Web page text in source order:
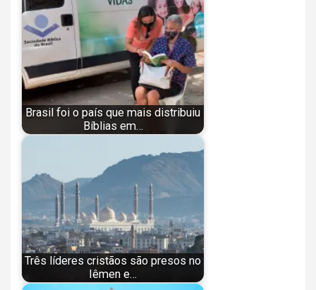
Brasil foi o país que mais distribuiu
Bíblias em…
Três líderes cristãos são presos no
Iêmen e…